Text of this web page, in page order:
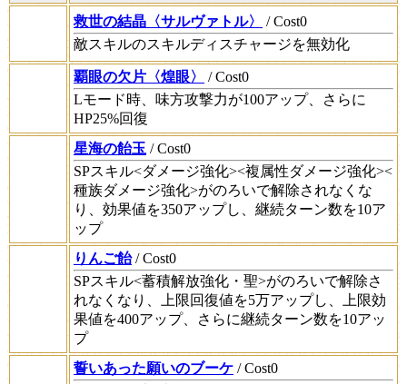
救世の結晶〈サルヴァトル〉
/ Cost0
敵スキルのスキルディスチャージを無効化
覇眼の欠片〈煌眼〉
/ Cost0
Lモード時、味方攻撃力が100アップ、さらに
HP25%回復
星海の飴玉 / Cost0
SPスキル<ダメージ強化><複属性ダメージ強化><
種族ダメージ強化>がのろいで解除されなくな
り、効果値を350アップし、継続ターン数を10ア
ップ
りんご飴/ Cost0
SPスキル<蓄積解放強化・聖>がのろいで解除さ
れなくなり、上限回復値を5万アップし、上限効
果値を400アップ、さらに継続ターン数を10アッ
プ
誓いあった願いのブーケ / Cost0